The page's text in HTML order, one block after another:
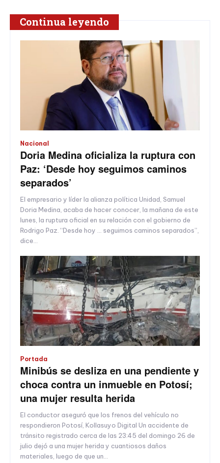
Continua leyendo
Nacional
Doria Medina oficializa la ruptura con
Paz: ‘Desde hoy seguimos caminos
separados’
El empresario y líder la alianza política Unidad, Samuel
Doria Medina, acaba de hacer conocer, la mañana de este
lunes, la ruptura oficial en su relación con el gobierno de
Rodrigo Paz. “Desde hoy … seguimos caminos separados”,
dice...
Portada
Minibús se desliza en una pendiente y
choca contra un inmueble en Potosí;
una mujer resulta herida
El conductor aseguró que los frenos del vehículo no
respondieron Potosí, Kollasuyo Digital Un accidente de
tránsito registrado cerca de las 23:45 del domingo 26 de
julio dejó a una mujer herida y cuantiosos daños
materiales, luego de que un...